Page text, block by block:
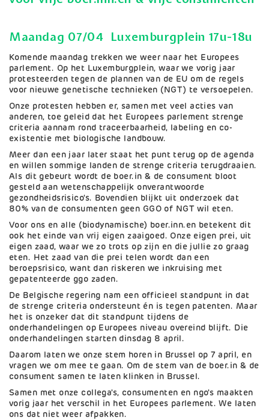
Maandag 07/04 Luxemburgplein 17u-18u
Komende maandag trekken we weer naar het Europees
parlement. Op het Luxemburgplein, waar we vorig jaar
protesteerden tegen de plannen van de EU om de regels
voor nieuwe genetische technieken (NGT) te versoepelen.
Onze protesten hebben er, samen met veel acties van
anderen, toe geleid dat het Europees parlement strenge
criteria aannam rond traceerbaarheid, labeling en co-
existentie met biologische landbouw.
Meer dan een jaar later staat het punt terug op de agenda
en willen sommige landen de strenge criteria terugdraaien.
Als dit gebeurt wordt de boer.in & de consument bloot
gesteld aan wetenschappelijk onverantwoorde
gezondheidsrisico's. Bovendien blijkt uit onderzoek dat
80% van de consumenten geen GGO of NGT wil eten.
Voor ons en alle (biodynamische) boer.inn.en betekent dit
ook het einde van vrij eigen zaaigoed. Onze eigen prei, uit
eigen zaad, waar we zo trots op zijn en die jullie zo graag
eten. Het zaad van die prei telen wordt dan een
beroepsrisico, want dan riskeren we inkruising met
gepatenteerde ggo zaden.
De Belgische regering nam een officieel standpunt in dat
de strenge criteria ondersteunt én is tegen patenten. Maar
het is onzeker dat dit standpunt tijdens de
onderhandelingen op Europees niveau overeind blijft. Die
onderhandelingen starten dinsdag 8 april.
Daarom laten we onze stem horen in Brussel op 7 april, en
vragen we om mee te gaan. Om de stem van de boer.in & de
consument samen te laten klinken in Brussel.
Samen met onze collega's, consumenten en ngo's maakten
vorig jaar het verschil in het Europees parlement. We laten
ons dat niet weer afpakken.